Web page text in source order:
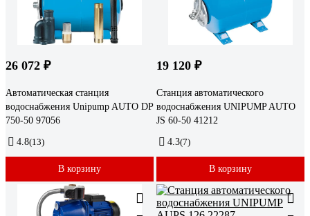
26 072 ₽
Автоматическая станция
водоснабжения Unipump AUTO DP
750-50 97056
4.8(13)
В корзину
19 120 ₽
Станция автоматического
водоснабжения UNIPUMP AUTO
JS 60-50 41212
4.3(7)
В корзину